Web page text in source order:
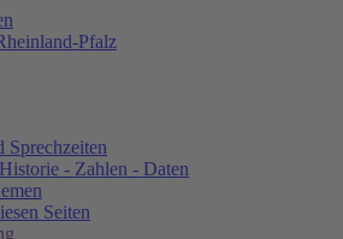
Sprechzeiten
- Zahlen - Daten
Seiten